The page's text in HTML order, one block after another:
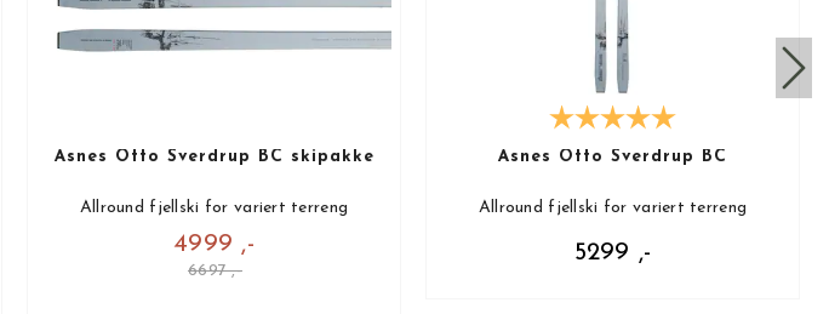
Åsnes Otto Sverdrup BC skipakke
Allround fjellski for variert terreng
4999 ,-
6697 ,-
Åsnes Otto Sverdrup BC
Allround fjellski for variert terreng
5299 ,-